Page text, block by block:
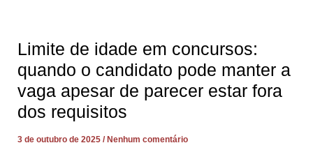
Limite de idade em concursos:
quando o candidato pode manter a
vaga apesar de parecer estar fora
dos requisitos
3 de outubro de 2025 Nenhum comentário